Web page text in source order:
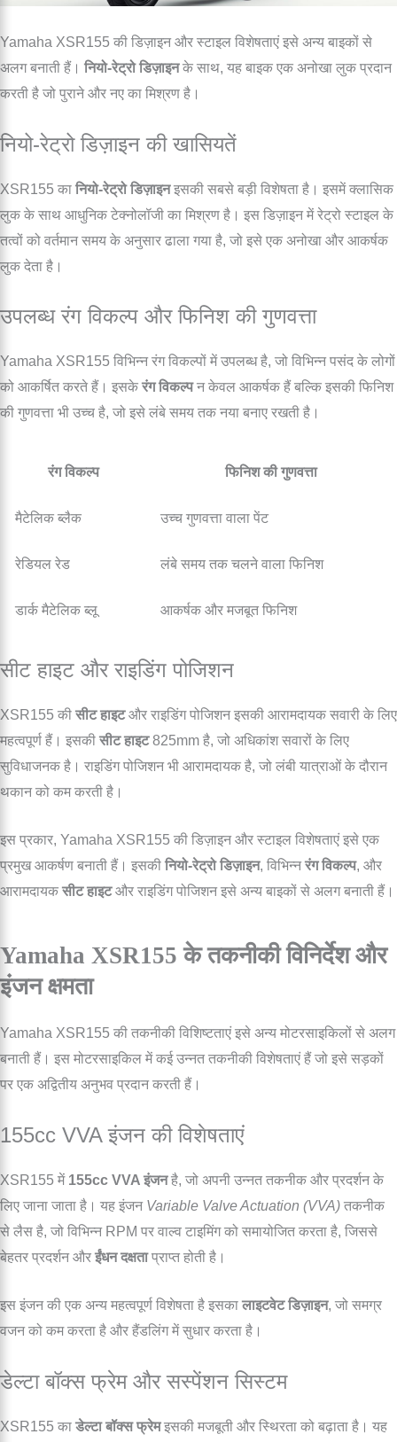
Yamaha XSR155 की डिज़ाइन और स्टाइल विशेषताएं इसे अन्य बाइकों से
अलग बनाती हैं। नियो-रेट्रो डिज़ाइनके साथ, यह बाइक एक अनोखा लुक प्रदान
करती है जो पुराने और नए का मिश्रण है।
नियो-रेट्रो डिज़ाइन की खासियतें
XSR155 का नियो-रेट्रो डिज़ाइनइसकी सबसे बड़ी विशेषता है। इसमें क्लासिक
लुक के साथ आधुनिक टेक्नोलॉजी का मिश्रण है। इस डिज़ाइन में रेट्रो स्टाइल के
तत्वों को वर्तमान समय के अनुसार ढाला गया है, जो इसे एक अनोखा और आकर्षक
लुक देता है।
उपलब्ध रंग विकल्प और फिनिश की गुणवत्ता
Yamaha XSR155 विभिन्न रंग विकल्पों में उपलब्ध है, जो विभिन्न पसंद के लोगों
को आकर्षित करते हैं। इसके रंग विकल्पन केवल आकर्षक हैं बल्कि इसकी फिनिश
की गुणवत्ता भी उच्च है, जो इसे लंबे समय तक नया बनाए रखती है।
रंग विकल्प फिनिश की गुणवत्ता
मैटेलिक ब्लैक उच्च गुणवत्ता वाला पेंट
रेडियल रेड लंबे समय तक चलने वाला फिनिश
डार्क मैटेलिक ब्लू आकर्षक और मजबूत फिनिश
सीट हाइट और राइडिंग पोजिशन
XSR155 की सीट हाइटऔर राइडिंग पोजिशन इसकी आरामदायक सवारी के लिए
महत्वपूर्ण हैं। इसकी सीट हाइट825mm है, जो अधिकांश सवारों के लिए
सुविधाजनक है। राइडिंग पोजिशन भी आरामदायक है, जो लंबी यात्राओं के दौरान
थकान को कम करती है।
इस प्रकार, Yamaha XSR155 की डिज़ाइन और स्टाइल विशेषताएं इसे एक
प्रमुख आकर्षण बनाती हैं। इसकी नियो-रेट्रो डिज़ाइन, विभिन्नरंग विकल्प, और
आरामदायक सीट हाइटऔर राइडिंग पोजिशन इसे अन्य बाइकों से अलग बनाती हैं।
Yamaha XSR155 के तकनीकी विनिर्देश और
इंजन क्षमता
Yamaha XSR155 की तकनीकी विशिष्टताएं इसे अन्य मोटरसाइकिलों से अलग
बनाती हैं। इस मोटरसाइकिल में कई उन्नत तकनीकी विशेषताएं हैं जो इसे सड़कों
पर एक अद्वितीय अनुभव प्रदान करती हैं।
155cc VVA इंजन की विशेषताएं
XSR155 में 155cc VVA इंजनहै, जो अपनी उन्नत तकनीक और प्रदर्शन के
लिए जाना जाता है। यह इंजन Variable Valve Actuation (VVA) तकनीक
से लैस है, जो विभिन्न RPM पर वाल्व टाइमिंग को समायोजित करता है, जिससे
बेहतर प्रदर्शन और ईंधन दक्षताप्राप्त होती है।
इस इंजन की एक अन्य महत्वपूर्ण विशेषता है इसका लाइटवेट डिज़ाइन, जो समग्र
वजन को कम करता है और हैंडलिंग में सुधार करता है।
डेल्टा बॉक्स फ्रेम और सस्पेंशन सिस्टम
XSR155 का डेल्टा बॉक्स फ्रेमइसकी मजबूती और स्थिरता को बढ़ाता है। यह